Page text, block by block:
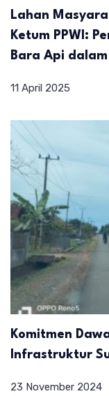
Lahan
Ketum PPWI:
Bara Api
11 April 2025
Komitmen
Infrastruktur
23 November 2024